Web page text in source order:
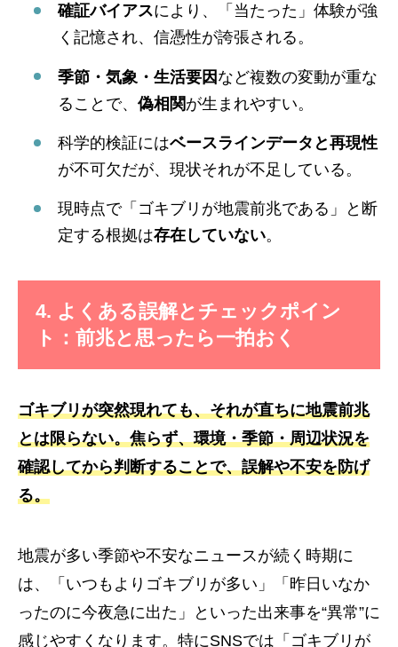
確証バイアスにより、「当たった」体験が強
く記憶され、信憑性が誇張される。
季節・気象・生活要因 など複数の変動が重な
ることで、 偽相関が生まれやすい。
科学的検証にはベースラインデータと再現性
が不可欠だが、現状それが不足している。
現時点で「ゴキブリが地震前兆である」と断
定する根拠は存在していない。
4. よくある誤解とチェックポイン
ト：前兆と思ったら一拍おく
ゴキブリが突然現れても、それが直ちに地震前兆
とは限らない。焦らず、環境・季節・周辺状況を
確認してから判断することで、誤解や不安を防げ
る。
地震が多い季節や不安なニュースが続く時期に
は、「いつもよりゴキブリが多い」「昨日いなか
ったのに今夜急に出た」といった出来事を“異常”に
感じやすくなります。特にSNSでは「ゴキブリが